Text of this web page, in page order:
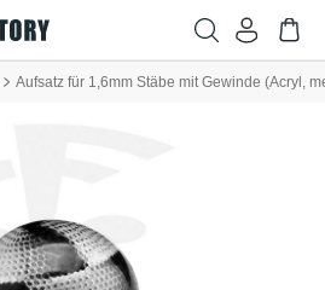
Aufsatz für 1,6mm Stäbe mit Gewinde (Acryl,